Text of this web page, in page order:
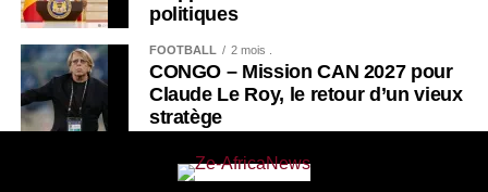
politiques
FOOTBALL 2 mois .
CONGO – Mission CAN 2027 pour
Claude Le Roy, le retour d’un vieux
stratège